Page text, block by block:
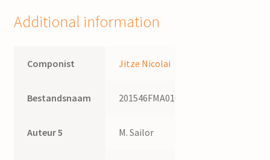
Jitze
quantity
Additional information
Componist Jitze Nicolai
Bestandsnaam 201546FMA010
Auteur 5 M. Sailor